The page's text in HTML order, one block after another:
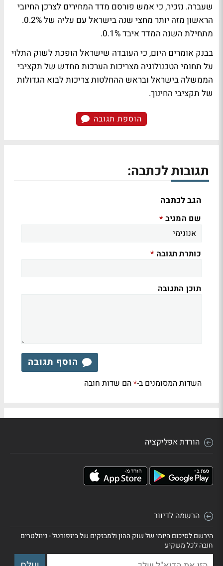
שעברה. נזכיר, כי אמש פורסם מדד המחירים לצרכן החיובי
הראשון מזה יותר מחצי שנה בישראל עם עליה של 0.2%.
מתחילת השנה המדד איבד 0.1%.
בבנק אומרים היום, כי העובדה שישראל הופכת לשוק התלוי
על תחומי הטכנולוגיה מצריכות הערכות מחדש של תקציבי
הממשלה בישראל ובראש ההחלטות צריכות לבוא הגדולות
של תקציבי החינוך.
הוספת תגובה
תגובות לכתבה:
הגב לכתבה
שם המגיב *
כותרת תגובה *
תוכן התגובה
הוסף תגובה
השדות המסומנים ב-*הם שדות חובה
הורדת אפליקציה
הרשמה לדיוור
הירשם לסיכום היומי של שוק ההון ולמבזקים של ביזפורטל - ניוזלטרים
חובה לכל משקיע